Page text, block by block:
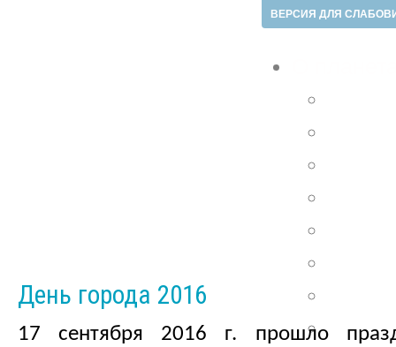
ВЕРСИЯ ДЛЯ
День города 2016
17 сентября 2016 г. прошло